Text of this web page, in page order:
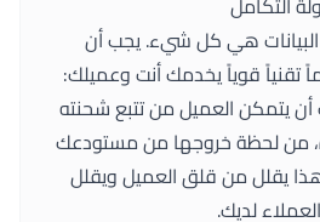
البيانات هي كل شيء. يجب أن
تقنياً قوياً يخدمك أنت وعميلك:
يتمكن العميل من تتبع شحنته
من لحظة خروجها من مستودعك
يقلل من قلق العميل ويقلل
لديك.